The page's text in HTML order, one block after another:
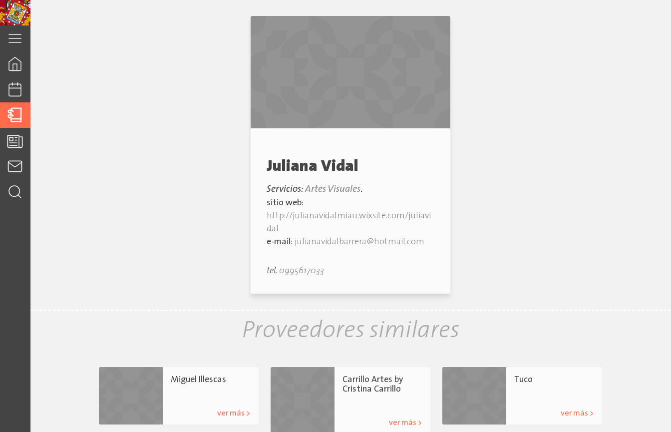
Juliana Vidal
Servicios:Artes Visuales.
sitio web:
http://julianavidalmiau.wixsite.com/juliavi
dal
e-mail: julianavidalbarrera@hotmail.com
tel. 0995617033
Proveedores similares
Miguel Illescas
ver más >
Carrillo Artes by
Cristina Carrillo
ver más >
Tuco
ver más >